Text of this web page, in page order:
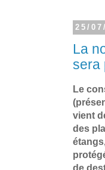
25/
La
sera
Le
vient
des
de